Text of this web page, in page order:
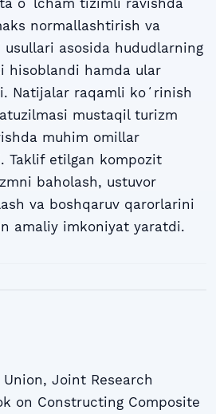
oʻlcham tizimli ravishda
normallashtirish va
usullari asosida hududlarning
hisoblandi hamda ular
Natijalar raqamli koʻrinish
mustaqil turizm
muhim omillar
Taklif etilgan kompozit
baholash, ustuvor
va boshqaruv qarorlarini
amaliy imkoniyat yaratdi.
Union, Joint Research
on Constructing Composite